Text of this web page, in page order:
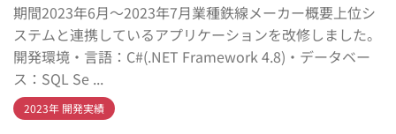
期間2023年6月～2023年7月業種鉄線メーカー概要上位シ
ステムと連携しているアプリケーションを改修しました。
開発環境・言語：C#(.NET Framework 4.8)・データベー
ス：SQL Se ...
2023年 開発実績